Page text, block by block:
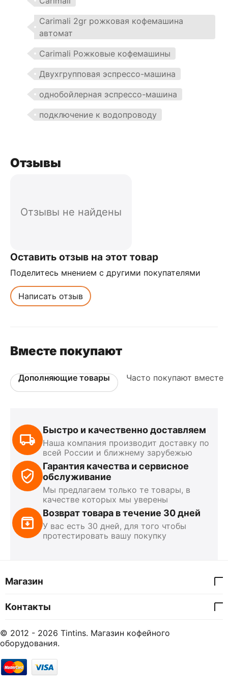
Carimali 2gr рожковая кофемашина
автомат
Carimali Рожковые кофемашины
Двухгрупповая эспрессо-машина
однобойлерная эспрессо-машина
подключение к водопроводу
Отзывы
Отзывы не найдены
Оставить отзыв на этот товар
Поделитесь мнением с другими покупателями
Написать отзыв
Вместе покупают
Дополняющие товары Часто покупают вместе
Быстро и качественно доставляем
Наша компания производит доставку по
всей России и ближнему зарубежью
Гарантия качества и сервисное
обслуживание
Мы предлагаем только те товары, в
качестве которых мы уверены
Возврат товара в течение 30 дней
У вас есть 30 дней, для того чтобы
протестировать вашу покупку
Магазин
Контакты
© 2012 - 2026 Tintins. Магазин кофейного
оборудования.